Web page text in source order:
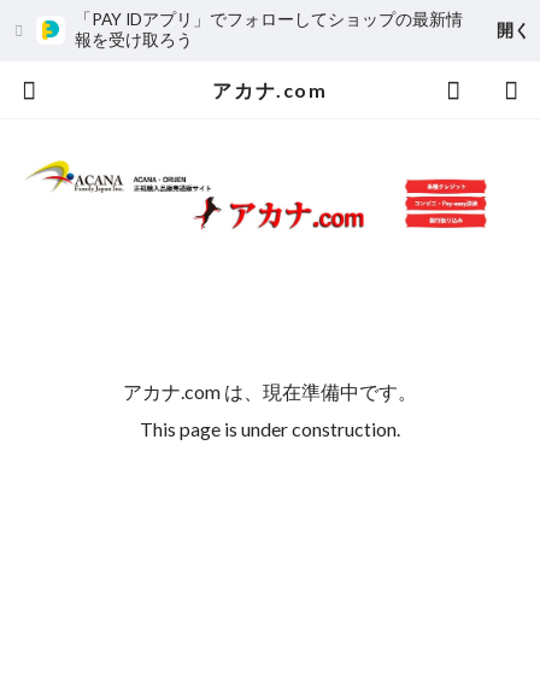
「PAY IDアプリ」でフォローしてショップの最新情
報を受け取ろう
開く
アカナ.com
アカナ.com は、現在準備中です。
This page is under construction.